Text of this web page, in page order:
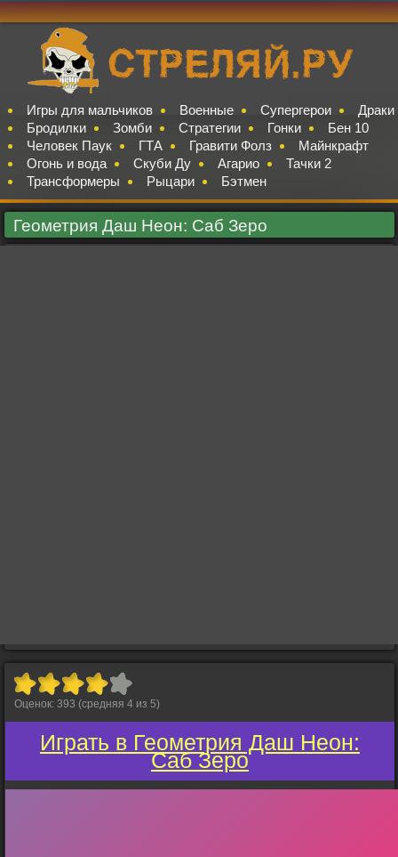
Игры для мальчиков Военные Супергерои
Драки
Бродилки
Зомби Стратегии Гонки
Бен 10
Человек Паук
ГТА Гравити Фолз
Майнкрафт
Огонь и вода
Скуби Ду Агарио
Тачки 2
Трансформеры
Рыцари Бэтмен
Геометрия Даш Неон: Саб Зеро
Оценок: 393 (средняя 4 из 5)
Играть в Геометрия Даш Неон:
Саб Зеро